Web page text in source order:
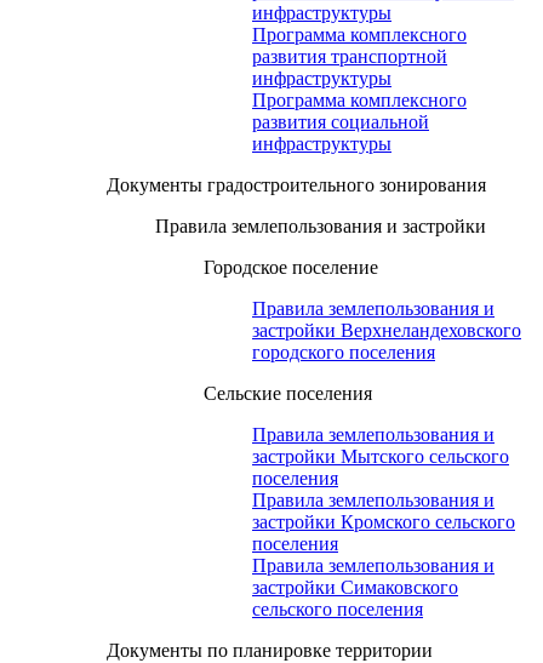
инфраструктуры
Программа комплексного
развития транспортной
инфраструктуры
Программа комплексного
развития социальной
инфраструктуры
Документы градостроительного зонирования
Правила землепользования и застройки
Городское поселение
Правила землепользования и
застройки Верхнеландеховского
городского поселения
Сельские поселения
Правила землепользования и
застройки Мытского сельского
поселения
Правила землепользования и
застройки Кромского сельского
поселения
Правила землепользования и
застройки Симаковского
сельского поселения
Документы по планировке территории